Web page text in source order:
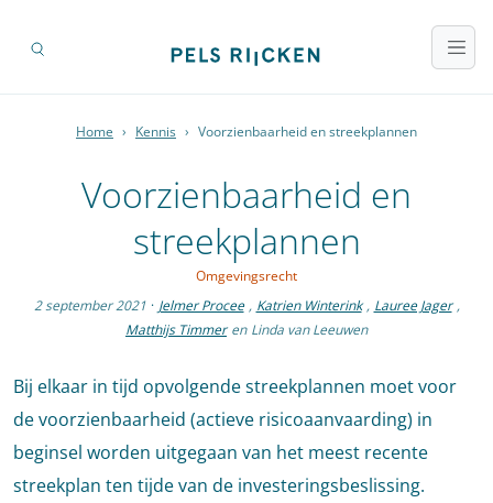
Home › Kennis › Voorzienbaarheid en streekplannen
Voorzienbaarheid en
streekplannen
Omgevingsrecht
2 september 2021 · Jelmer Procee , Katrien Winterink , Lauree Jager ,
Matthijs Timmer en Linda van Leeuwen
Bij elkaar in tijd opvolgende streekplannen moet voor
de voorzienbaarheid (actieve risicoaanvaarding) in
beginsel worden uitgegaan van het meest recente
streekplan ten tijde van de investeringsbeslissing.